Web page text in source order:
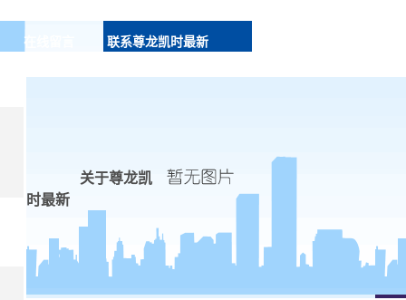
在线留言 联系尊龙凯时最新
关于尊龙凯
时最新